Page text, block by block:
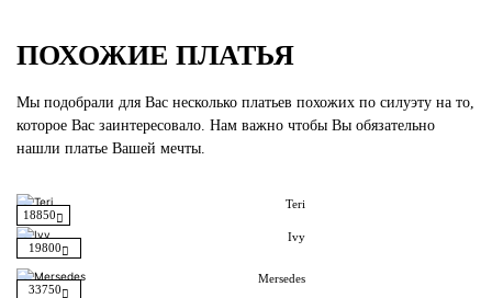
ПОХОЖИЕ ПЛАТЬЯ
Мы подобрали для Вас несколько платьев похожих по силуэту на то,
которое Вас заинтересовало. Нам важно чтобы Вы обязательно
нашли платье Вашей мечты.
18850
Teri
19800
Ivy
33750
Mersedes